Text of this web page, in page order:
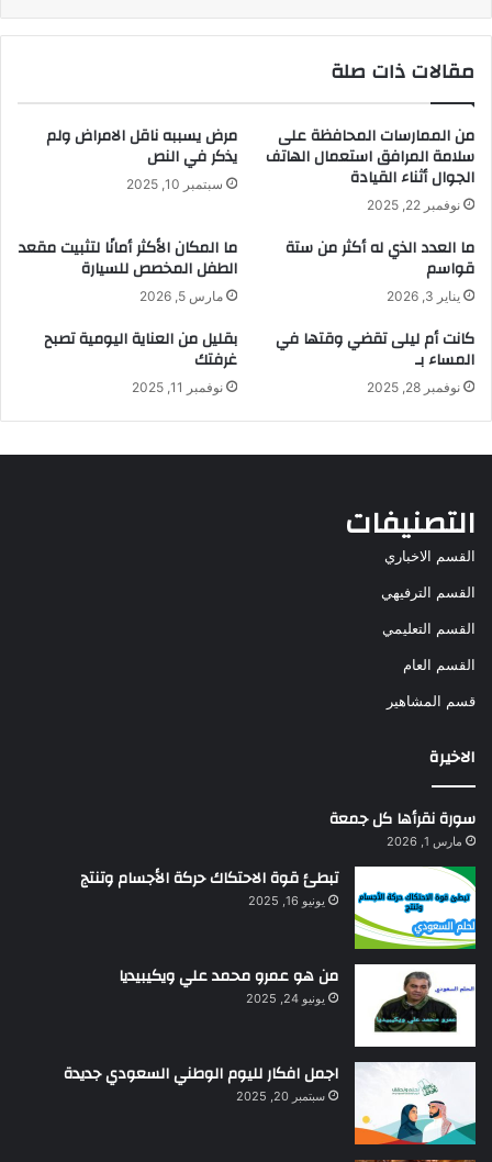
مقالات ذات صلة
من الممارسات المحافظة على
سلامة المرافق استعمال الهاتف
الجوال أثناء القيادة
نوفمبر 22, 2025
مرض يسببه ناقل الامراض ولم
يذكر في النص
سبتمبر 10, 2025
ما العدد الذي له أكثر من ستة
قواسم
يناير 3, 2026
ما المكان الأكثر أمانًا لتثبيت مقعد
الطفل المخصص للسيارة
مارس 5, 2026
كانت أم ليلى تقضي وقتها في
المساء بـ
نوفمبر 28, 2025
بقليل من العناية اليومية تصبح
غرفتك
نوفمبر 11, 2025
التصنيفات
القسم الاخباري
القسم الترفيهي
القسم التعليمي
القسم العام
قسم المشاهير
الاخيرة
سورة نقرأها كل جمعة
مارس 1, 2026
تبطئ قوة الاحتكاك حركة الأجسام وتنتج
يونيو 16, 2025
من هو عمرو محمد علي ويكيبيديا
يونيو 24, 2025
اجمل افكار لليوم الوطني السعودي جديدة
سبتمبر 20, 2025